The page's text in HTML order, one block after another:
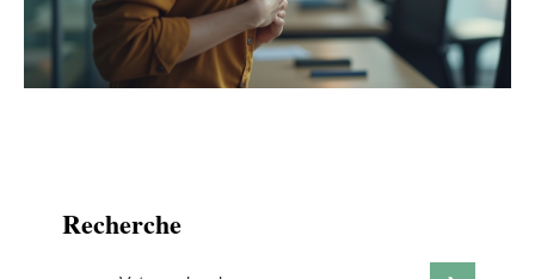
Recherche